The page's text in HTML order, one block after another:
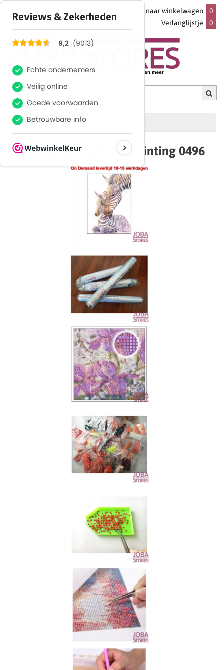
Ga naar winkelwagen
0
Verlanglijstje
0
MENU
On Demand Diamond Painting 0496